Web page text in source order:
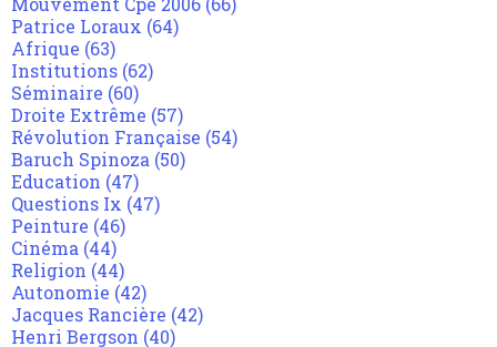
Patrice Loraux (64)
Afrique (63)
Institutions (62)
Séminaire (60)
Droite Extrême (57)
Révolution Française (54)
Baruch Spinoza (50)
Education (47)
Questions Ix (47)
Peinture (46)
Cinéma (44)
Religion (44)
Autonomie (42)
Jacques Rancière (42)
Henri Bergson (40)